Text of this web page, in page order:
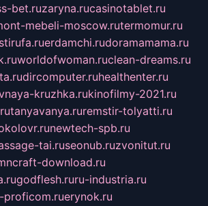
bet.ruzaryna.rucasinotablet.ru
mebeli-moscow.rutermomur.ru
erdamchi.rudoramamama.ru
worldofwoman.ruclean-dreams.ru
dircomputer.ruhealthenter.ru
kruzhka.rukinofilmy-2021.ru
tanyavanya.ruremstir-tolyatti.ru
newtech-spb.ru
tai.ruseonub.ruzvonitut.ru
download.ru
godflesh.ruru-industria.ru
proficom.ruerynok.ru